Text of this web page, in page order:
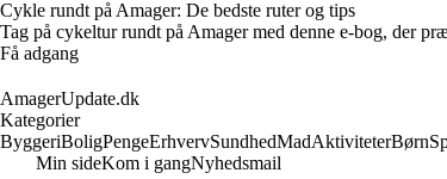
Cykle rundt på Amager: De bedste ruter og tips
Tag på cykeltur rundt på Amager med denne e-bog, der
Få adgang
AmagerUpdate.dk
Kategorier
ByggeriBoligPengeErhvervSundhedMadAktiviteterBørn
Min sideKom i gangNyhedsmail